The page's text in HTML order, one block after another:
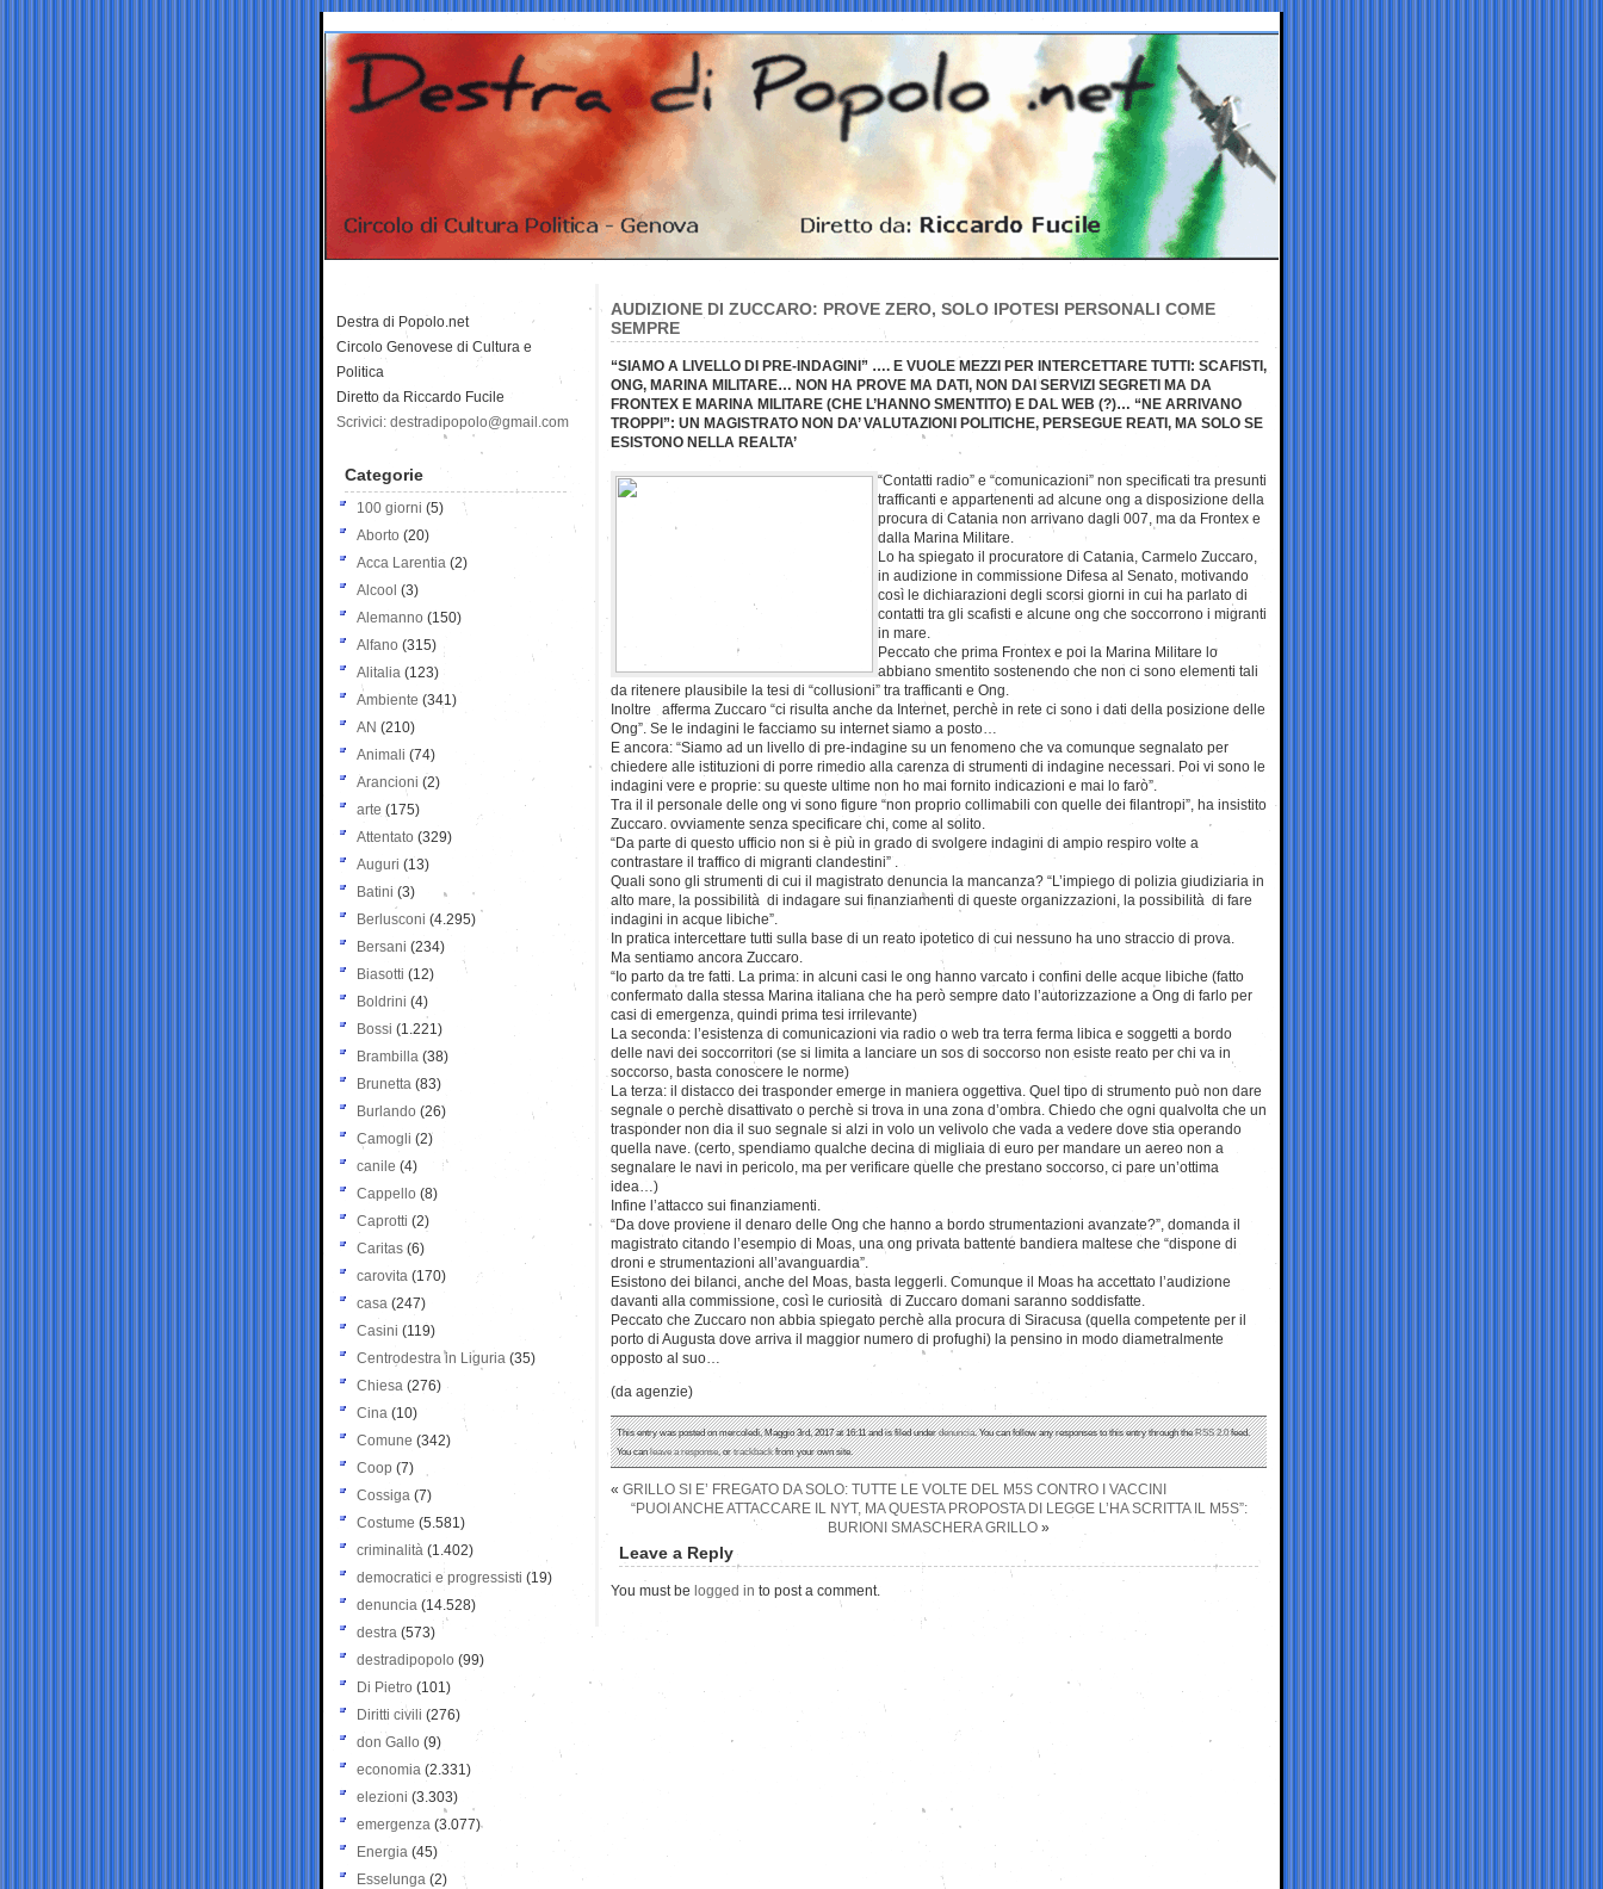
AUDIZIONE DI ZUCCARO: PROVE ZERO, SOLO IPOTESI PERSONALI COME
SEMPRE
“SIAMO A LIVELLO DI PRE-INDAGINI” …. E VUOLE MEZZI PER INTERCETTARE TUTTI: SCAFISTI,
ONG, MARINA MILITARE… NON HA PROVE MA DATI, NON DAI SERVIZI SEGRETI MA DA
FRONTEX E MARINA MILITARE (CHE L’HANNO SMENTITO) E DAL WEB (?)… “NE ARRIVANO
TROPPI”: UN MAGISTRATO NON DA’ VALUTAZIONI POLITICHE, PERSEGUE REATI, MA SOLO SE
ESISTONO NELLA REALTA’
“Contatti radio” e “comunicazioni” non specificati tra presunti
trafficanti e appartenenti ad alcune ong a disposizione della
procura di Catania non arrivano dagli 007, ma da Frontex e
dalla Marina Militare.
Lo ha spiegato il procuratore di Catania, Carmelo Zuccaro,
in audizione in commissione Difesa al Senato, motivando
così le dichiarazioni degli scorsi giorni in cui ha parlato di
contatti tra gli scafisti e alcune ong che soccorrono i migranti
in mare.
Peccato che prima Frontex e poi la Marina Militare lo
abbiano smentito sostenendo che non ci sono elementi tali
da ritenere plausibile la tesi di “collusioni” tra trafficanti e Ong.
Inoltre afferma Zuccaro “ci risulta anche da Internet, perchè in rete ci sono i dati della posizione delle
Ong”. Se le indagini le facciamo su internet siamo a posto…
E ancora: “Siamo ad un livello di pre-indagine su un fenomeno che va comunque segnalato per
chiedere alle istituzioni di porre rimedio alla carenza di strumenti di indagine necessari. Poi vi sono le
indagini vere e proprie: su queste ultime non ho mai fornito indicazioni e mai lo farò”.
Tra il il personale delle ong vi sono figure “non proprio collimabili con quelle dei filantropi”, ha insistito
Zuccaro. ovviamente senza specificare chi, come al solito.
“Da parte di questo ufficio non si è più in grado di svolgere indagini di ampio respiro volte a
contrastare il traffico di migranti clandestini” .
Quali sono gli strumenti di cui il magistrato denuncia la mancanza? “L’impiego di polizia giudiziaria in
alto mare, la possibilità di indagare sui finanziamenti di queste organizzazioni, la possibilità di fare
indagini in acque libiche”.
In pratica intercettare tutti sulla base di un reato ipotetico di cui nessuno ha uno straccio di prova.
Ma sentiamo ancora Zuccaro.
“Io parto da tre fatti. La prima: in alcuni casi le ong hanno varcato i confini delle acque libiche (fatto
confermato dalla stessa Marina italiana che ha però sempre dato l’autorizzazione a Ong di farlo per
casi di emergenza, quindi prima tesi irrilevante)
La seconda: l’esistenza di comunicazioni via radio o web tra terra ferma libica e soggetti a bordo
delle navi dei soccorritori (se si limita a lanciare un sos di soccorso non esiste reato per chi va in
soccorso, basta conoscere le norme)
La terza: il distacco dei trasponder emerge in maniera oggettiva. Quel tipo di strumento può non dare
segnale o perchè disattivato o perchè si trova in una zona d’ombra. Chiedo che ogni qualvolta che un
trasponder non dia il suo segnale si alzi in volo un velivolo che vada a vedere dove stia operando
quella nave. (certo, spendiamo qualche decina di migliaia di euro per mandare un aereo non a
segnalare le navi in pericolo, ma per verificare quelle che prestano soccorso, ci pare un’ottima
idea…)
Infine l’attacco sui finanziamenti.
“Da dove proviene il denaro delle Ong che hanno a bordo strumentazioni avanzate?”, domanda il
magistrato citando l’esempio di Moas, una ong privata battente bandiera maltese che “dispone di
droni e strumentazioni all’avanguardia”.
Esistono dei bilanci, anche del Moas, basta leggerli. Comunque il Moas ha accettato l’audizione
davanti alla commissione, così le curiosità di Zuccaro domani saranno soddisfatte.
Peccato che Zuccaro non abbia spiegato perchè alla procura di Siracusa (quella competente per il
porto di Augusta dove arriva il maggior numero di profughi) la pensino in modo diametralmente
opposto al suo…
(da agenzie)
This entry was posted on mercoledì, Maggio 3rd, 2017 at 16:11 and is filed underdenuncia. You can follow any responses to this entry through theRSS 2.0feed.
You canleave a response, ortrackbackfrom your own site.
« GRILLO SI E’ FREGATO DA SOLO: TUTTE LE VOLTE DEL M5S CONTRO I VACCINI
“PUOI ANCHE ATTACCARE IL NYT, MA QUESTA PROPOSTA DI LEGGE L’HA SCRITTA IL M5S”:
BURIONI SMASCHERA GRILLO »
Leave a Reply
You must be logged in to post a comment.
Destra di Popolo.net
Circolo Genovese di Cultura e
Politica
Diretto da Riccardo Fucile
Scrivici: destradipopolo@gmail.com
Categorie
100 giorni (5)
Aborto (20)
Acca Larentia (2)
Alcool (3)
Alemanno (150)
Alfano (315)
Alitalia (123)
Ambiente (341)
AN (210)
Animali (74)
Arancioni (2)
arte (175)
Attentato (329)
Auguri (13)
Batini (3)
Berlusconi (4.295)
Bersani (234)
Biasotti (12)
Boldrini (4)
Bossi (1.221)
Brambilla (38)
Brunetta (83)
Burlando (26)
Camogli (2)
canile (4)
Cappello (8)
Caprotti (2)
Caritas (6)
carovita (170)
casa (247)
Casini (119)
Centrodestra in Liguria (35)
Chiesa (276)
Cina (10)
Comune (342)
Coop (7)
Cossiga (7)
Costume (5.581)
criminalità (1.402)
democratici e progressisti (19)
denuncia (14.528)
destra (573)
destradipopolo (99)
Di Pietro (101)
Diritti civili (276)
don Gallo (9)
economia (2.331)
elezioni (3.303)
emergenza (3.077)
Energia (45)
Esselunga (2)